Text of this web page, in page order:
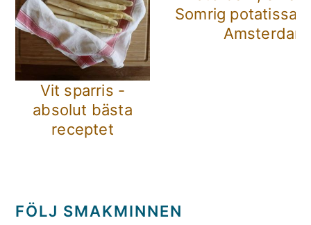
Vit sparris -
absolut bästa
receptet
Somrig
Amsterdam
FÖLJ SMAKMINNEN